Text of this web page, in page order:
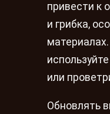
привести к
и грибка,
или
Обновлять